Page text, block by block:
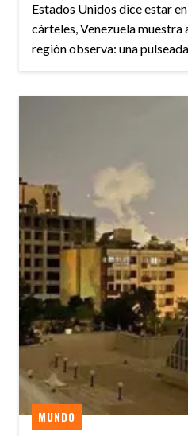
Estados Unidos dice estar
cárteles, Venezuela muestra
región observa: una
MUNDO